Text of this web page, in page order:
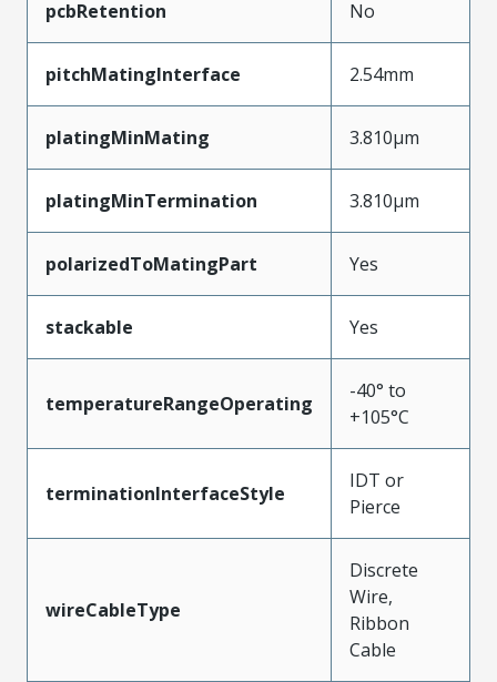
pcbRetention No
pitchMatingInterface 2.54mm
platingMinMating 3.810µm
platingMinTermination 3.810µm
polarizedToMatingPart Yes
stackable Yes
temperatureRangeOperating
-40° to
+105°C
terminationInterfaceStyle
IDT or
Pierce
wireCableType
Discrete
Wire,
Ribbon
Cable